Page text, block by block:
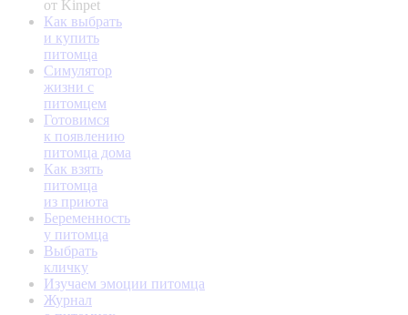
от Kinpet
Как выбрать
и купить
питомца
Симулятор
жизни с
питомцем
Готовимся
к появлению
питомца дома
Как взять
питомца
из приюта
Беременность
у питомца
Выбрать
кличку
Изучаем эмоции питомца
Журнал